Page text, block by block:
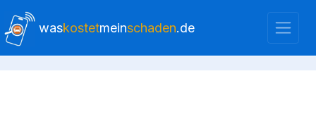
waskostetmeinschaden.de